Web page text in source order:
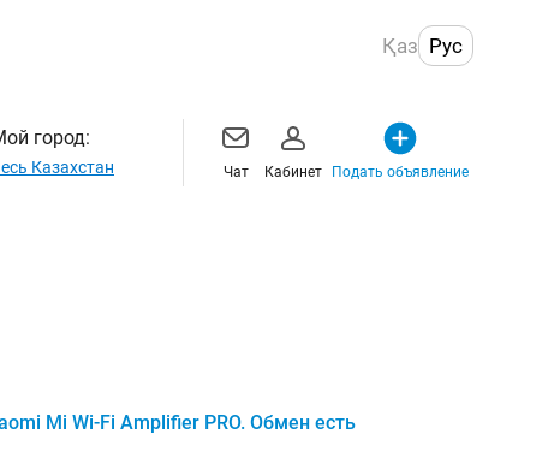
Қаз Рус
город:
Казахстан Чат Кабинет Подать объявление
Mi Wi-Fi Amplifier PRO. Обмен есть